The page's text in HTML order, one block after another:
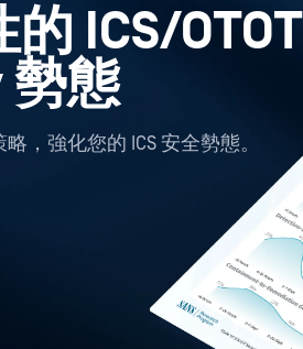
ICS/OTOT
勢態
，強化您的 ICS 安全勢態。